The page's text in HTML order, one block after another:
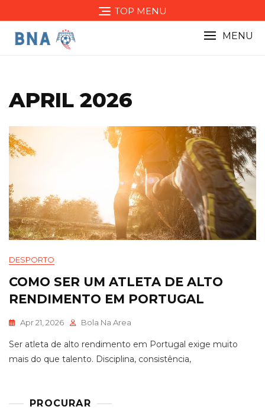
to
content
TOP MENU
MENU
APRIL 2026
DESPORTO
COMO SER UM ATLETA DE ALTO
RENDIMENTO EM PORTUGAL
Apr 21, 2026 Bola Na Area
Ser atleta de alto rendimento em Portugal exige muito
mais do que talento. Disciplina, consistência,
PROCURAR